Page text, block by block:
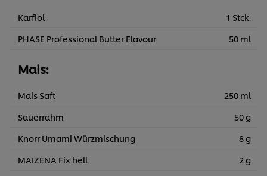
Karfiol
1 Stck.
PHASE Professional Butter Flavour
50 ml
Mais:
Mais Saft
250 ml
Sauerrahm
50 g
Knorr Umami Würzmischung
8 g
MAIZENA Fix hell
2 g